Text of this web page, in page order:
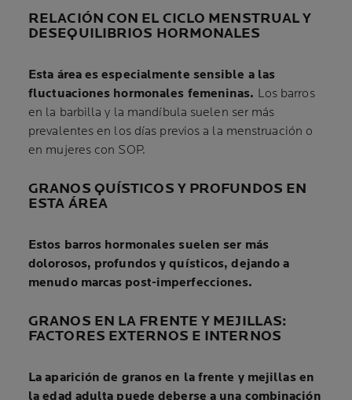
RELACIÓN CON EL CICLO MENSTRUAL Y
DESEQUILIBRIOS HORMONALES
Esta área es especialmente sensible a las
fluctuaciones hormonales femeninas. Los barros
en la barbilla y la mandíbula suelen ser más
prevalentes en los días previos a la menstruación o
en mujeres con SOP.
GRANOS QUÍSTICOS Y PROFUNDOS EN
ESTA ÁREA
Estos barros hormonales suelen ser más
dolorosos, profundos y quísticos, dejando a
menudo marcas post-imperfecciones.
GRANOS EN LA FRENTE Y MEJILLAS:
FACTORES EXTERNOS E INTERNOS
La aparición de granos en la frente y mejillas en
la edad adulta puede deberse a una combinación